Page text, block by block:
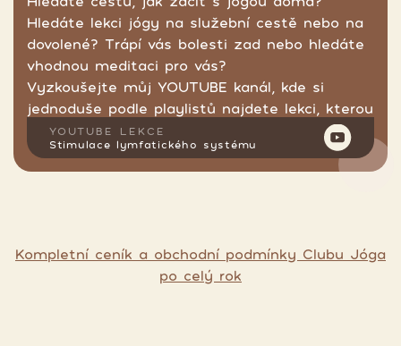
Hledáte lekci jógy na služební cestě nebo na
dovolené? Trápí vás bolesti zad nebo hledáte
vhodnou meditaci pro vás?
Vyzkoušejte můj YOUTUBE kanál, kde si
jednoduše podle playlistů najdete lekci, kterou
hledáte.
YOUTUBE LEKCE
Stimulace lymfatického systému
Kompletní ceník a obchodní podmínky Clubu Jóga
po celý rok